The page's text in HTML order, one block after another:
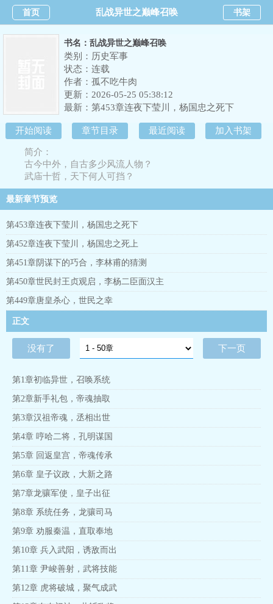
首页 乱战异世之巅峰召唤 书架
书名：乱战异世之巅峰召唤
类别：历史军事
状态：连载
作者： 孤不吃牛肉
更新：2026-05-25 05:38:12
最新： 第453章连夜下莹川，杨国忠之死下
开始阅读 章节目录 最近阅读 加入书架
简介：
古今中外，自古多少风流人物？
武庙十哲，天下何人可挡？
霸王二李，以武纵横天下！
谋圣王佐，异世重写风华！
秦皇汉武，唐宗宋祖，更有无数千古枭雄，在此再争天下！
且看我华夏人杰，于异世独领风骚！
最新章节预览
第453章连夜下莹川，杨国忠之死下
第452章连夜下莹川，杨国忠之死上
第451章阴谋下的巧合，李林甫的猜测
第450章世民封王贞观启，李杨二臣面汉主
第449章唐皇杀心，世民之幸
正文
没有了 下一页
第1章初临异世，召唤系统
第2章新手礼包，帝魂抽取
第3章汉祖帝魂，丞相出世
第4章 哼哈二将，孔明谋国
第5章 回返皇宫，帝魂传承
第6章 皇子议政，大新之路
第7章龙骧军使，皇子出征
第8章 系统任务，龙骧司马
第9章 劝服秦温，直取奉地
第10章 兵入武阳，诱敌而出
第11章 尹峻善射，武将技能
第12章 虎将破城，聚气成武